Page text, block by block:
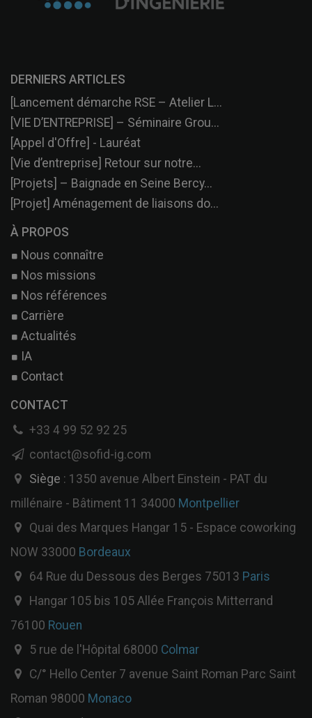
DERNIERS ARTICLES
[Lancement démarche RSE – Atelier L...
[VIE D’ENTREPRISE] – Séminaire Grou...
[Appel d'Offre] - Lauréat
[Vie d’entreprise] Retour sur notre...
[Projets] – Baignade en Seine Bercy...
[Projet] Aménagement de liaisons do...
À PROPOS
Nous connaître
Nos missions
Nos références
Carrière
Actualités
IA
Contact
CONTACT
+33 4 99 52 92 25
contact@sofid-ig.com
Siège : 1350 avenue Albert Einstein - PAT du
millénaire - Bâtiment 11 34000 Montpellier
Quai des Marques Hangar 15 - Espace coworking
NOW 33000 Bordeaux
64 Rue du Dessous des Berges 75013 Paris
Hangar 105 bis 105 Allée François Mitterrand
76100 Rouen
5 rue de l'Hôpital 68000 Colmar
C/° Hello Center 7 avenue Saint Roman Parc Saint
Roman 98000 Monaco